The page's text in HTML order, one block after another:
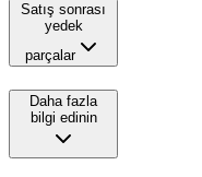
Satış sonrası
yedek
parçalar
Daha fazla
bilgi edinin